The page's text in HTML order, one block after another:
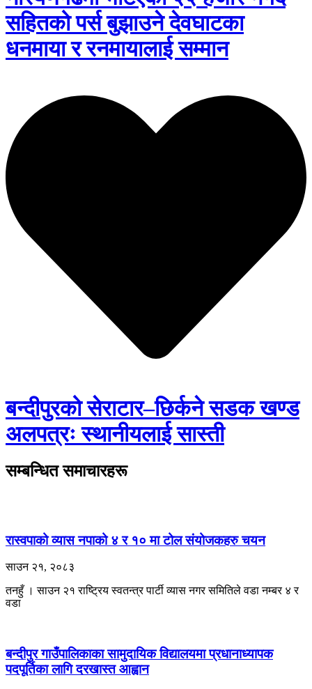
सहितको पर्स बुझाउने देवघाटका
धनमाया र रनमायालाई सम्मान
बन्दीपुरको सेराटार–छिर्कने सडक खण्ड
अलपत्रः स्थानीयलाई सास्ती
सम्बन्धित समाचारहरू
रास्वपाको व्यास नपाको ४ र १० मा टोल संयोजकहरु चयन
साउन २१, २०८३
तनहुँ । साउन २१ राष्ट्रिय स्वतन्त्र पार्टी व्यास नगर समितिले वडा नम्बर ४ र
वडा
बन्दीपुर गाउँपालिकाका सामुदायिक विद्यालयमा प्रधानाध्यापक
पदपूर्तिका लागि दरखास्त आह्वान